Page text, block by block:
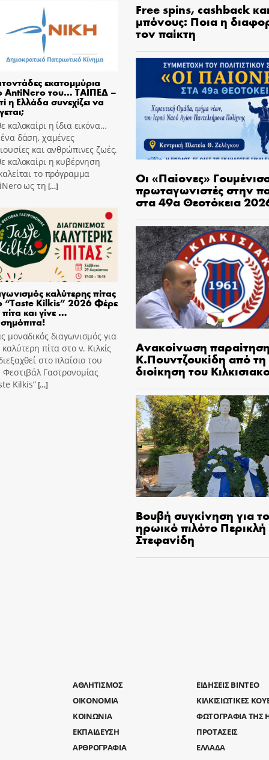
εκατομμύρια
AntiNero του… ΤΑΙΠΕΔ –
η Ελλάδα συνεχίζει να
καλοκαίρι η ίδια εικόνα…
δάση, χαμένες
και ανθρώπινες ζωές.
καλοκαίρι η κυβέρνηση
το πρόγραμμα
ως τη […]
καλύτερης πίτας
“Taste Kilkis” 2026 Φέρε
πίτα και γίνε …
μοναδικός διαγωνισμός για
πίτα στο ν. Κιλκίς
στο πλαίσιο του
Φεστιβάλ Γαστρονομίας
Kilkis”[…]
Free spins, cashback
μπόνους: Ποια η
τον παίκτη
Οι «Παίονες»
πρωταγωνιστές στην
στα 49α Θεοτόκεια
Ανακοίνωση
Κ.Πουντζουκίδη από τη
διοίκηση του
Βουβή συγκίνηση για
ηρωικό πιλότο Περικλή
Στεφανίδη
ΑΘΛΗΤΙΣΜΟΣ
ΟΙΚΟΝΟΜΙΑ
ΚΟΙΝΩΝΙΑ
ΕΚΠΑΙΔΕΥΣΗ
ΑΡΘΡΟΓΡΑΦΙΑ
ΕΙΔΗΣΕΙΣ ΒΙΝΤΕΟ
ΚΙΛΚΙΣΙΩΤΙΚΕΣ
ΦΩΤΟΓΡΑΦΙΑ ΤΗΣ
ΠΡΟΤΑΣΕΙΣ
ΕΛΛΑΔΑ